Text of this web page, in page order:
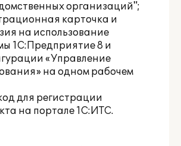
организаций";
карточка и
на использование
1С:Предприятие 8 и
«Управление
на одном рабочем
для регистрации
на портале 1С:ИТС.